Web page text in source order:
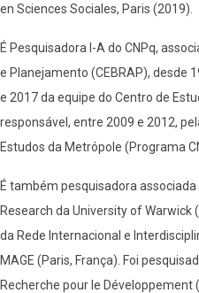
en Sciences Sociales, Paris (2019).
É Pesquisadora I-A do CNPq,
e Planejamento (CEBRAP), desde
e 2017 da equipe do Centro de
responsável, entre 2009 e 2012,
Estudos da Metrópole (Programa
É também pesquisadora
Research da University of Warwick
da Rede Internacional e
MAGE (Paris, França). Foi
Recherche pour le Développement